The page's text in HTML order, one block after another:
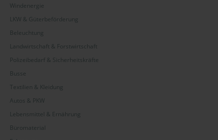
Windenergie
LKW & Güterbeförderung
Beleuchtung
Landwirtschaft & Forstwirtschaft
Polizeibedarf & Sicherheitskräfte
Busse
Textilien & Kleidung
Autos & PKW
Lebensmittel & Ernährung
Büromaterial